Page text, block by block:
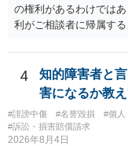
の権利があるわけでは
利がご相談者に帰属す
身が著作権者です。 他
短いキャッチコピー、
りません。ただし、ロ
は、その表現部分が著
の著作権は撮影者に、
（著作権法2条・17条）
4
知的障害者と
害になるか教え
#誹謗中傷 #名誉毀損 #個人
#訴訟・損害賠償請求
2026年8月4日